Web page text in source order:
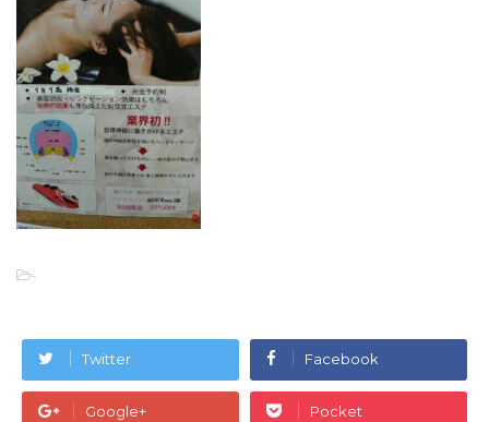
-
Twitter Facebook
Google+ Pocket